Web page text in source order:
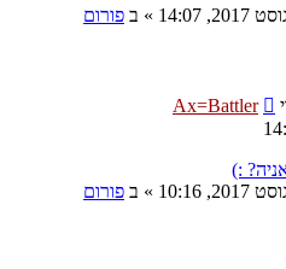
» ב פורום
Ax=Battler
:)
» ב פורום